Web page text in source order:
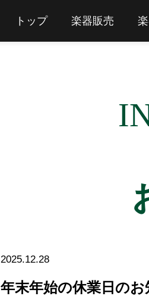
トップ 楽器販売
2025.12.28
年末年始の休業日のお